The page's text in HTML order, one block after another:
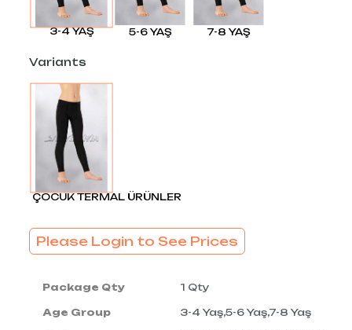
3-4 YAŞ 5-6 YAŞ 7-8 YAŞ
Variants
ÇOCUK TERMAL ÜRÜNLER
Please Login to See Prices
Package Qty 1 Qty
Age Group 3-4 Yaş,5-6 Yaş,7-8 Yaş